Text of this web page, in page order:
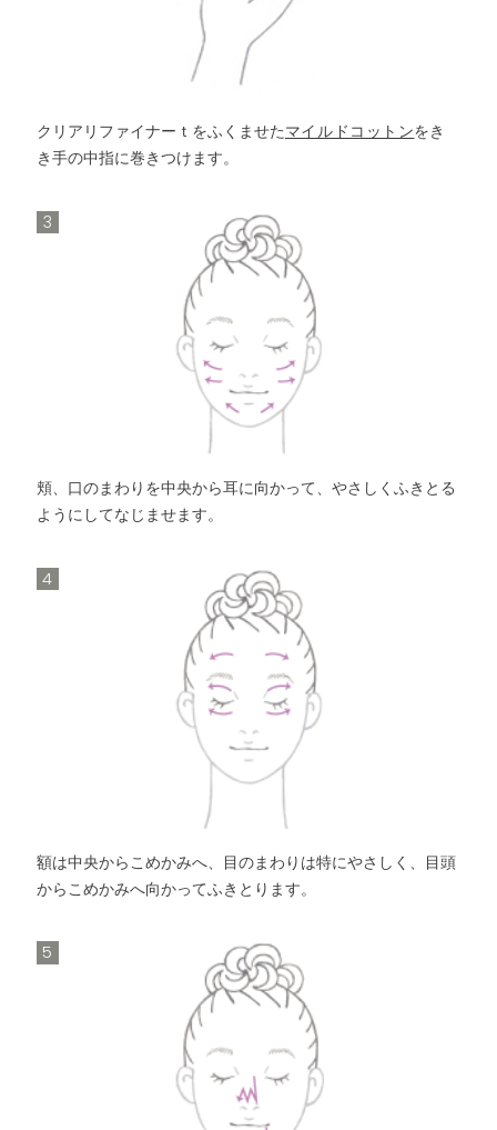
クリアリファイナーｔをふくませたマイルドコットンをき
き手の中指に巻きつけます。
3
頬、口のまわりを中央から耳に向かって、やさしくふきとる
ようにしてなじませます。
4
額は中央からこめかみへ、目のまわりは特にやさしく、目頭
からこめかみへ向かってふきとります。
5